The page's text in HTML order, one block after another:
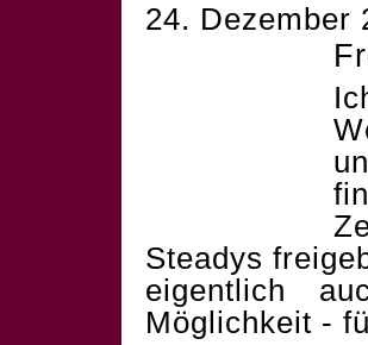
24. Dezember
Steadys
eigentlich
Möglichkeit -